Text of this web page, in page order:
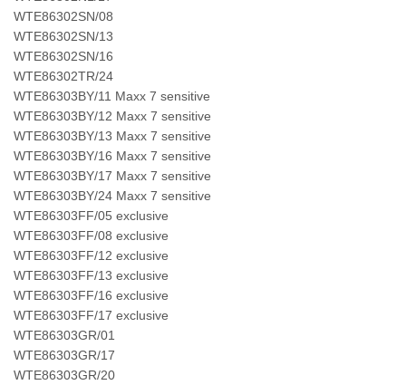
WTE86302SN/08
WTE86302SN/13
WTE86302SN/16
WTE86302TR/24
WTE86303BY/11 Maxx 7 sensitive
WTE86303BY/12 Maxx 7 sensitive
WTE86303BY/13 Maxx 7 sensitive
WTE86303BY/16 Maxx 7 sensitive
WTE86303BY/17 Maxx 7 sensitive
WTE86303BY/24 Maxx 7 sensitive
WTE86303FF/05 exclusive
WTE86303FF/08 exclusive
WTE86303FF/12 exclusive
WTE86303FF/13 exclusive
WTE86303FF/16 exclusive
WTE86303FF/17 exclusive
WTE86303GR/01
WTE86303GR/17
WTE86303GR/20